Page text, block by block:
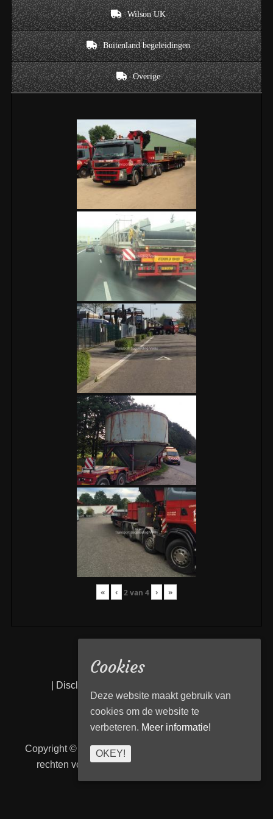
Wilson UK
Buitenland begeleidingen
Overige
« ‹ 2van 4 › »
Disclaimer
Copyright © 2026Transport Begeleiding Venlo
rechten voorbehouden. | TBVenlo door
Cookies
Deze website maakt gebruik van
cookies om de website te
verbeteren. Meer informatie!
OKEY!